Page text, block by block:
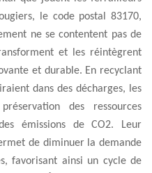
le code postal 83170,
ne se contentent pas de
et les réintègrent
et durable. En recyclant
dans des décharges, les
des ressources
émissions de CO2. Leur
de diminuer la demande
favorisant ainsi un cycle de